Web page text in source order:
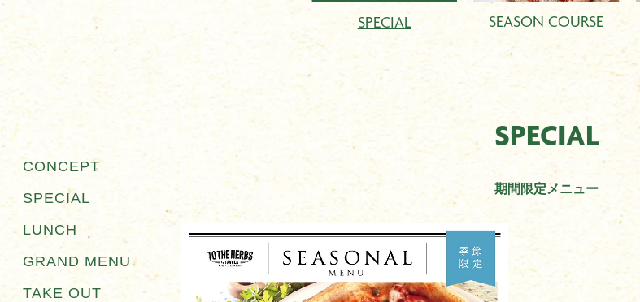
CONCEPT
SPECIAL
LUNCH
GRAND MENU
TAKE OUT
SPECIAL SEASON COURSE
SPECIAL
期間限定メニュー